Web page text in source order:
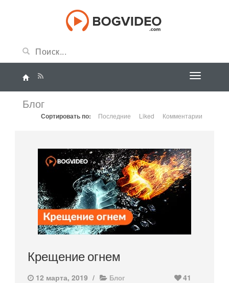
Блог
Сортировать по: Последние Liked Комментарии
Крещение огнем
12 марта, 2019 / Блог
41